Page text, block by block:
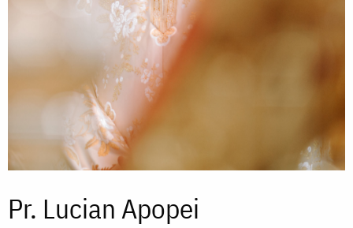
Pr. Lucian Apopei